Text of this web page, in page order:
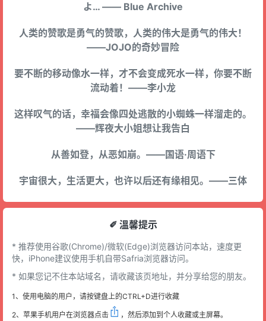
よ… —— Blue Archive
人类的赞歌是勇气的赞歌，人类的伟大是勇气的伟大！
——JOJO的奇妙冒险
要不断的移动像水一样，才不会变成死水一样，你要不断
流动着！——李小龙
这样叹气的话，幸福会像四处逃散的小蜘蛛一样溜走的。
——辉夜大小姐想让我告白
从善如登，从恶如崩。——国语·周语下
宇宙很大，生活更大，也许以后还有缘相见。——三体
✐ 溫馨提示
* 推荐使用谷歌(Chrome)/微软(Edge)浏览器访问本站，速度更
快，iPhone建议使用手机自带Safria浏览器访问。
* 如果您记不住本站域名，请收藏该页地址，并分享给您的朋友。
1、使用电脑的用户，请按键盘上的CTRL+D进行收藏
2、苹果手机用户在浏览器点击 ，然后添加到个人收藏或主屏幕。